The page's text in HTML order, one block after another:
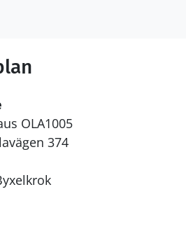
OLA1005
374